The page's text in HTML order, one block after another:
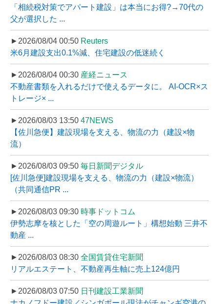
「相続税対策でアパート建設」は本当にお得?→70代の
父が選択した ...
►2026/08/04 00:50 Reuters
米6月建設支出0.1%減、住宅建設の低迷続く
►2026/08/04 00:30 産経ニュース
不動産書類を入れるだけで使えるデータに。 AI-OCR×ス
トレージ× ...
►2026/08/03 13:50 47NEWS
【佐川急便】建設現場を支える、物流の力（建設×物
流）
►2026/08/03 09:50 毎日新聞デジタル
[佐川急便]建設現場を支える、物流の力（建設×物流）
（共同通信PR ...
►2026/08/03 09:30 時事ドットコム
伊勢志摩を核とした「空の周遊ルート」構想始動 三井不
動産 ...
►2026/08/03 08:30 全国賃貸住宅新聞
リアルエステート、不動産再生軸に売上124億円
►2026/08/03 07:50 日刊建設工業新聞